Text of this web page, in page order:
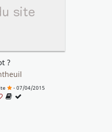
?
- 07/04/2015